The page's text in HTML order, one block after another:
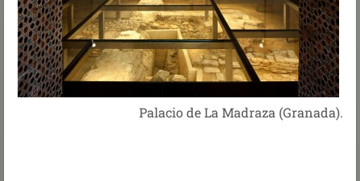
Palacio de La Madraza (Granada).